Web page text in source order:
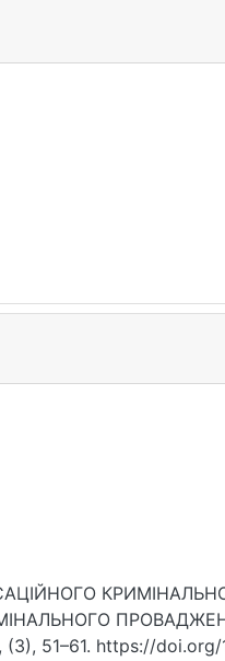
51–61. https://doi.org/